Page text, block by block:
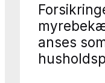
anses